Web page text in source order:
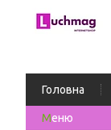
Головна